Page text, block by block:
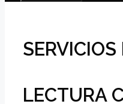
LECTURA